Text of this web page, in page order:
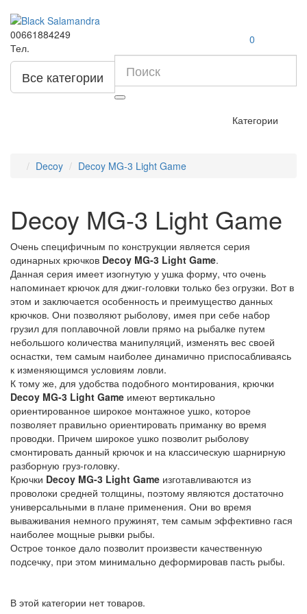
00661884249
Тел.
0
Все категории
Категории
Decoy Decoy MG-3 Light Game
Decoy MG-3 Light Game
Очень специфичным по конструкции является серия
одинарных крючков Decoy MG-3 Light Game.
Данная серия имеет изогнутую у ушка форму, что очень
напоминает крючок для джиг-головки только без огрузки. Вот в
этом и заключается особенность и преимущество данных
крючков. Они позволяют рыболову, имея при себе набор
грузил для поплавочной ловли прямо на рыбалке путем
небольшого количества манипуляций, изменять вес своей
оснастки, тем самым наиболее динамично приспосабливаясь
к изменяющимся условиям ловли.
К тому же, для удобства подобного монтирования, крючки
Decoy MG-3 Light Game имеют вертикально
ориентированное широкое монтажное ушко, которое
позволяет правильно ориентировать приманку во время
проводки. Причем широкое ушко позволит рыболову
смонтировать данный крючок и на классическую шарнирную
разборную груз-головку.
Крючки Decoy MG-3 Light Game изготавливаются из
проволоки средней толщины, поэтому являются достаточно
универсальными в плане применения. Они во время
вываживания немного пружинят, тем самым эффективно гася
наиболее мощные рывки рыбы.
Острое тонкое дало позволит произвести качественную
подсечку, при этом минимально деформировав пасть рыбы.
В этой категории нет товаров.